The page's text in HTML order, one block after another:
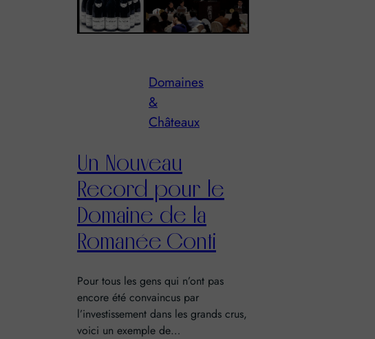
Domaines
&
Châteaux
Un Nouveau
Record pour le
Domaine de la
Romanée Conti
Pour tous les gens qui n’ont pas
encore été convaincus par
l’investissement dans les grands crus,
voici un exemple de…